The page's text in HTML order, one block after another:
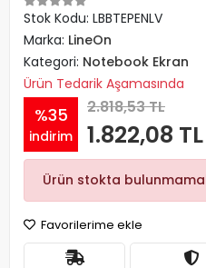
Stok Kodu: LBBTEPENLV
Marka: LineOn
Kategori: Notebook Ekran
Ürün Tedarik Aşamasında
%35
indirim
2.818,53 TL
1.822,08 TL
Ürün stokta
Favorilerime ekle